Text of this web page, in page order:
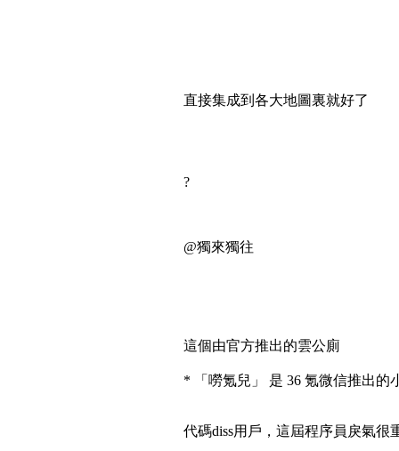
直接集成到各大地圖裏就好了
?
@獨來獨往
這個由官方推出的雲公廁
* 「嘮氪兒」 是 36 氪微信推出的
代碼diss用戶，這屆程序員戾氣很